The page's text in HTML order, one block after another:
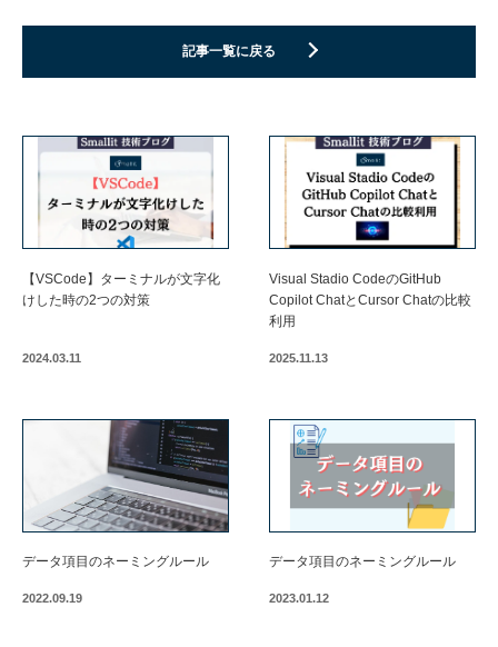
記事一覧に戻る
【VSCode】ターミナルが文字化
けした時の2つの対策
2024.03.11
Visual Stadio CodeのGitHub
Copilot ChatとCursor Chatの比較
利用
2025.11.13
データ項目のネーミングルール
2022.09.19
データ項目のネーミングルール
2023.01.12